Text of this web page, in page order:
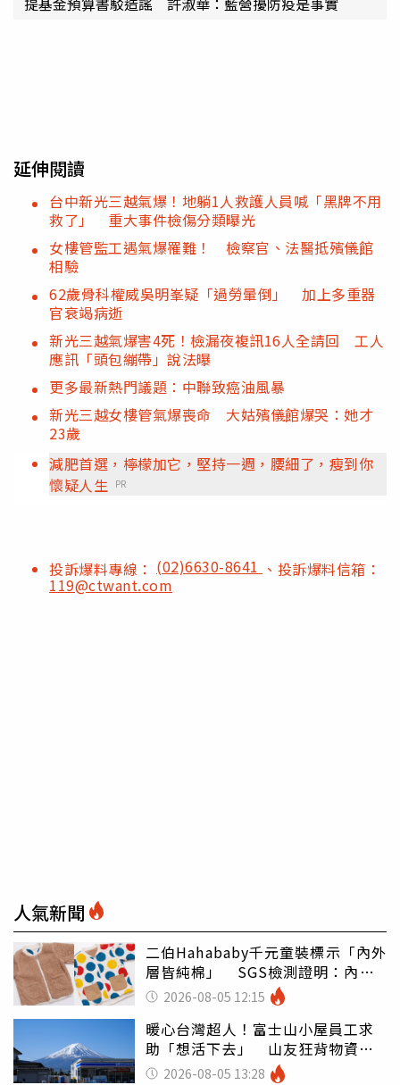
延伸閱讀
台中新光三越氣爆！地躺1人救護人員喊「黑牌不用
救了」 重大事件檢傷分類曝光
女樓管監工遇氣爆罹難！ 檢察官、法醫抵殯儀館
相驗
62歲骨科權威吳明峯疑「過勞暈倒」 加上多重器
官衰竭病逝
新光三越氣爆害4死！檢漏夜複訊16人全請回 工人
應訊「頭包繃帶」說法曝
更多最新熱門議題：中聯致癌油風暴
新光三越女樓管氣爆喪命 大姑殯儀館爆哭：她才
23歲
減肥首選，檸檬加它，堅持一週，腰細了，瘦到你
懷疑人生 PR
投訴爆料專線： (02)6630-8641 、投訴爆料信箱：
119@ctwant.com
人氣新聞
二伯Hahababy千元童裝標示「內外
層皆純棉」 SGS檢測證明：內裡
100%聚酯纖維
2026-08-05 12:15
暖心台灣超人！富士山小屋員工求
助「想活下去」 山友狂背物資上
山：台灣真的是寶島
2026-08-05 13:28